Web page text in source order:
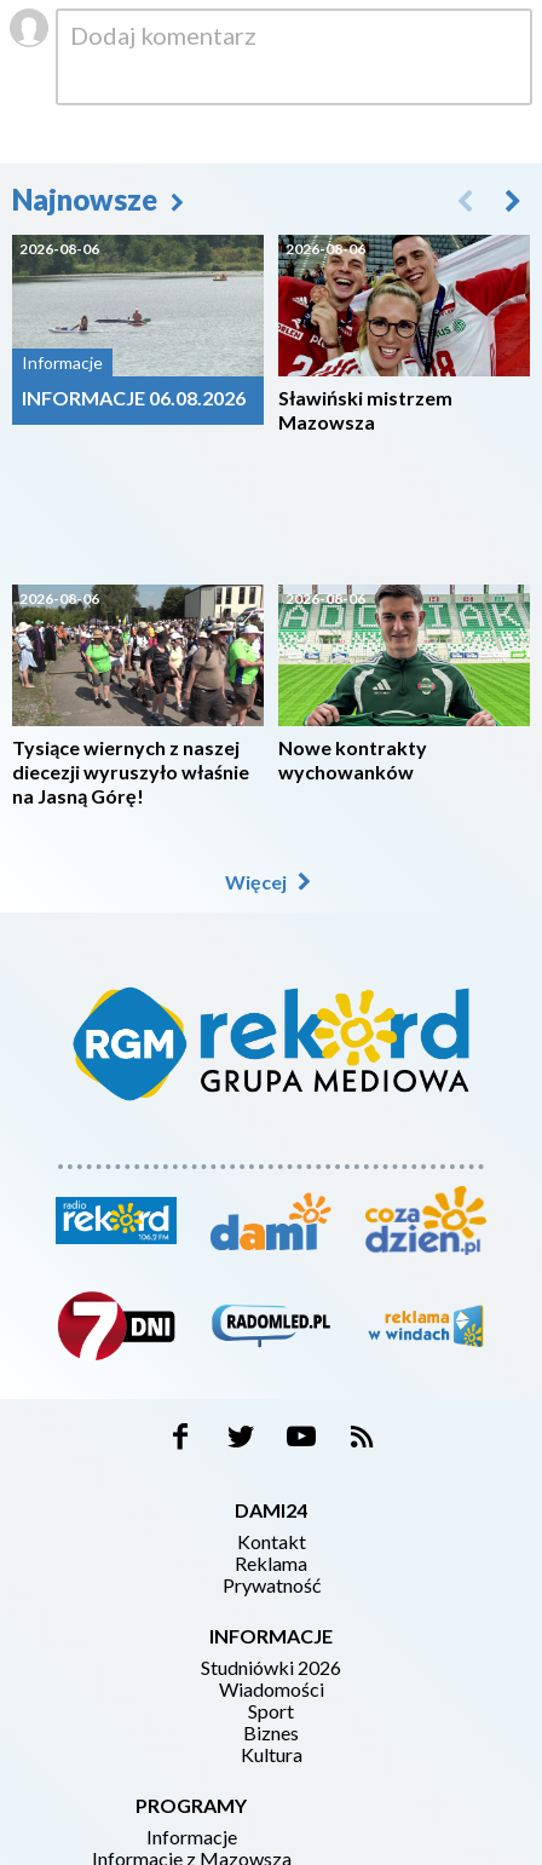
Najnowsze
2026-08-06
Informacje
INFORMACJE 06.08.2026
2026-08-06
Tysiące wiernych z naszej
diecezji wyruszyło właśnie
na Jasną Górę!
2026-08-06
Sławiński mistrzem
Mazowsza
2026-08-06
Nowe kontrakty
wychowanków
Więcej
DAMI24
Kontakt
Reklama
Prywatność
INFORMACJE
Studniówki 2026
Wiadomości
Sport
Biznes
Kultura
PROGRAMY
Informacje
Informacje z Mazowsza